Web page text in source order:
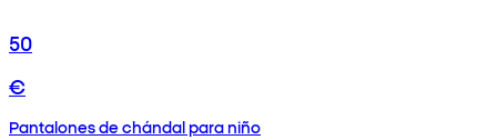
50
€
Pantalones de chándal para niño